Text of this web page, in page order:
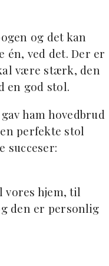
og det kan
én, ved det. Der er
være stærk, den
en god stol.
ham hovedbrud
perfekte stol
succeser:
vores hjem, til
den er personlig